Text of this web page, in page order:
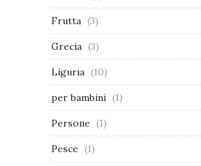
Frutta (3)
Grecia (3)
Liguria (10)
per bambini (1)
Persone (1)
Pesce (1)